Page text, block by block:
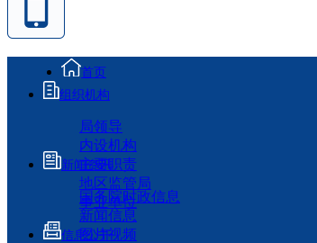
首页
组织机构
局领导
内设机构
主要职责
地区监管局
事业单位
新闻资讯
国务院时政信息
新闻信息
图片视频
信息公开